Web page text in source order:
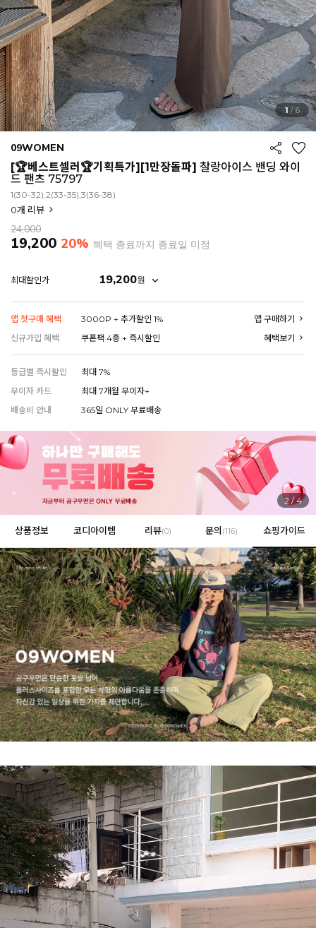
EVERY, SAY
인플루언서 PICK한 지금 꼭 필요한 장마룩!
1/ 6
09WOMEN
[🏆베스트셀러🏆기획특가][1만장돌파] 찰랑아이스 밴딩 와이
드 팬츠 75797
1(30-32),2(33-35),3(36-38)
0개 리뷰
24,000
19,200 20% 혜택 종료까지 종료일 미정
최대할인가 19,200원
앱 첫구매 혜택 3000P + 추가할인 1%
앱 구매하기
신규가입 혜택
쿠폰팩 4종 + 즉시할인 혜택보기
등급별 즉시할인
최대 7%
무이자 카드
최대 7개월 무이자+
배송비 안내
365일 ONLY 무료배송
3 /4
상품정보 코디아이템 리뷰(0) 문의 (116) 쇼핑가이드